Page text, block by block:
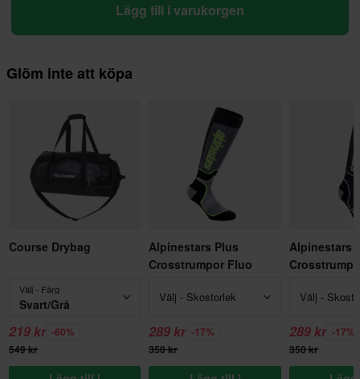
Lägg till i varukorgen
Glöm inte att köpa
Course Drybag
Välj - Färg
Svart/Grå
219 kr -60%
549 kr
Alpinestars Plus
Crosstrumpor Fluo
Välj - Skostorlek
289 kr -17%
350 kr
Alpinestars
Välj -
289 kr -17%
350 kr